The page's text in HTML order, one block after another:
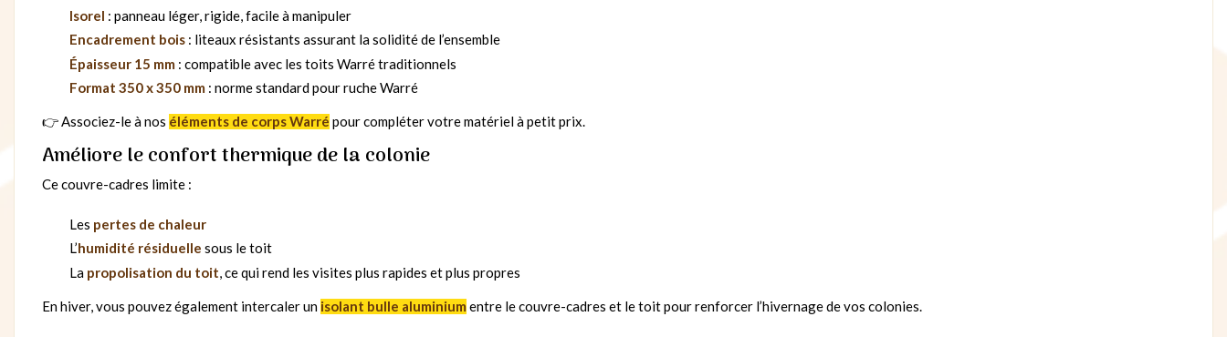
Isorel : panneau léger, rigide, facile à manipuler
Encadrement bois : liteaux résistants assurant la solidité de l’ensemble
Épaisseur 15 mm : compatible avec les toits Warré traditionnels
Format 350 x 350 mm : norme standard pour ruche Warré
👉 Associez-le à nos éléments de corps Warré pour compléter votre matériel à petit prix.
Améliore le confort thermique de la colonie
Ce couvre-cadres limite :
Les pertes de chaleur
L’humidité résiduelle sous le toit
La propolisation du toit, ce qui rend les visites plus rapides et plus propres
En hiver, vous pouvez également intercaler un isolant bulle aluminium entre le couvre-cadres et le toit pour renforcer l’hivernage de vos colonies.